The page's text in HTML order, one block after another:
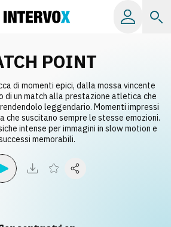
POINT
di momenti epici, dalla mossa vincente
di un match alla prestazione atletica che
leggendario. Momenti impressi
che suscitano sempre le stesse emozioni.
intense per immagini in slow motion e
memorabili.